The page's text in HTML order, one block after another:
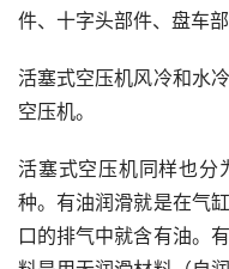
件、十字头部件、盘车
活塞式空压机风冷和水
空压机。
活塞式空压机同样也分
种。有油润滑就是在气
口的排气中就含有油。